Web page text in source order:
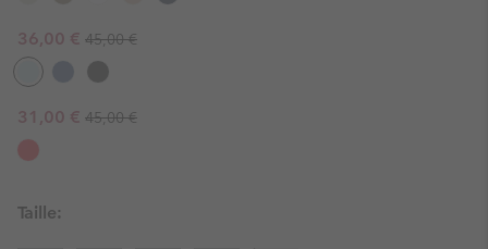
Sale price:
36,00 € Regular price:
45,00 €
Sale price:
31,00 € Regular price:
45,00 €
Taille: